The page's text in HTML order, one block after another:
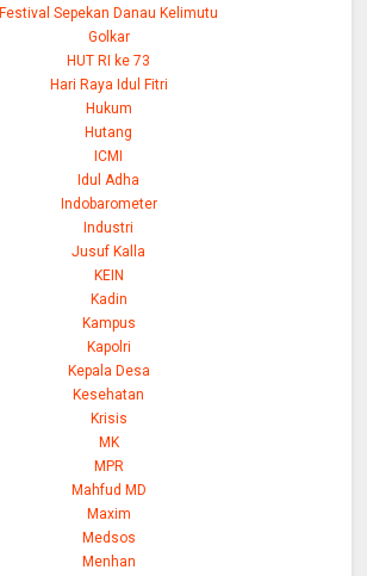
Festival Sepekan Danau Kelimutu
Golkar
HUT RI ke 73
Hari Raya Idul Fitri
Hukum
Hutang
ICMI
Idul Adha
Indobarometer
Industri
Jusuf Kalla
KEIN
Kadin
Kampus
Kapolri
Kepala Desa
Kesehatan
Krisis
MK
MPR
Mahfud MD
Maxim
Medsos
Menhan